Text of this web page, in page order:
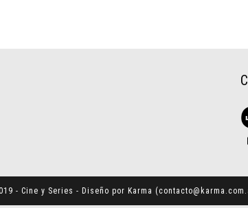
- Cine y Series - Diseño por Karma (